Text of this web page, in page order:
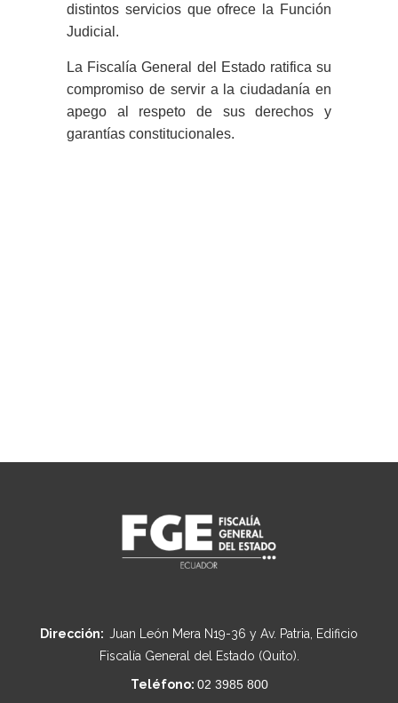
distintos servicios que ofrece la Función
Judicial.
La Fiscalía General del Estado ratifica su
compromiso de servir a la ciudadanía en
apego al respeto de sus derechos y
garantías constitucionales.
Dirección: Juan León Mera N19-36 y Av. Patria, Edificio
Fiscalía General del Estado (Quito).
Teléfono: 02 3985 800